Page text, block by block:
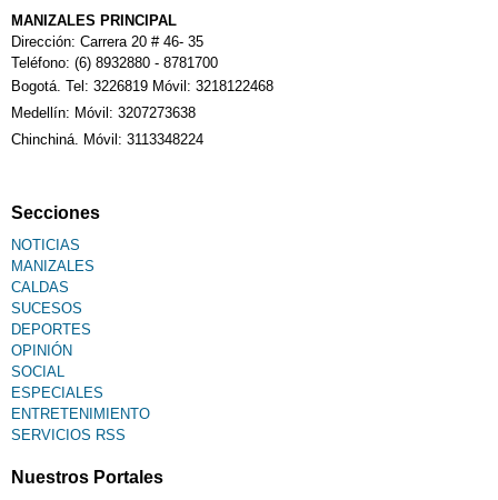
MANIZALES PRINCIPAL
Dirección: Carrera 20 # 46- 35
Teléfono: (6) 8932880 - 8781700
Bogotá. Tel: 3226819 Móvil: 3218122468
Medellín: Móvil: 3207273638
Chinchiná. Móvil: 3113348224
Secciones
NOTICIAS
MANIZALES
CALDAS
SUCESOS
DEPORTES
OPINIÓN
SOCIAL
ESPECIALES
ENTRETENIMIENTO
SERVICIOS RSS
Nuestros Portales